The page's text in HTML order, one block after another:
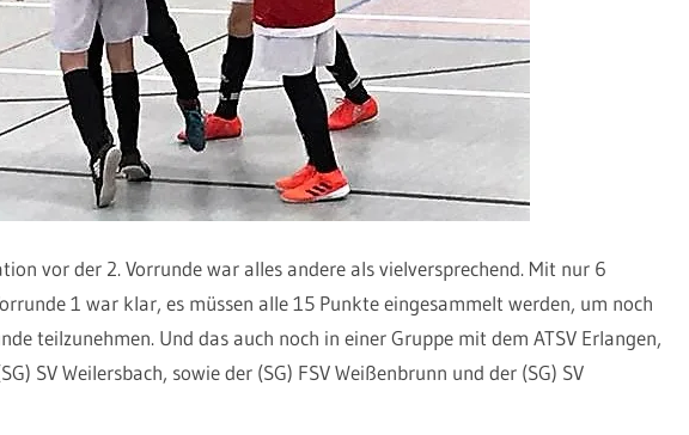
vor der 2. Vorrunde war alles andere als vielversprechend. Mit nur 6
1 war klar, es müssen alle 15 Punkte eingesammelt werden, um noch
teilzunehmen. Und das auch noch in einer Gruppe mit dem ATSV Erlangen,
SV Weilersbach, sowie der (SG) FSV Weißenbrunn und der (SG) SV